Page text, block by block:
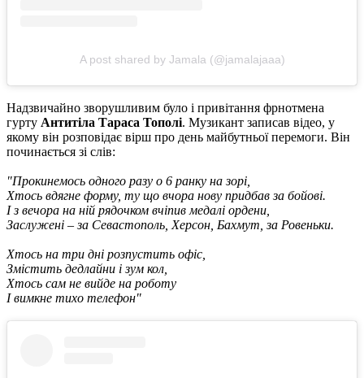
A post shared by Jamala (@jamalajaaa)
Надзвичайно зворушливим було і привітання фрнотмена
гурту Антитіла Тараса Тополі. Музикант записав відео, у
якому він розповідає вірш про день майбутньої перемоги. Він
починається зі слів:
"Прокинемось одного разу о 6 ранку на зорі,
Хтось вдягне форму, ту що вчора нову придбав за бойові.
І з вечора на ній рядочком вчіпив медалі ордени,
Заслужені – за Севастополь, Херсон, Бахмут, за Ровеньки.
Хтось на три дні розпустить офіс,
Змістить дедлайни і зум кол,
Хтось сам не вийде на роботу
І вимкне тихо телефон"